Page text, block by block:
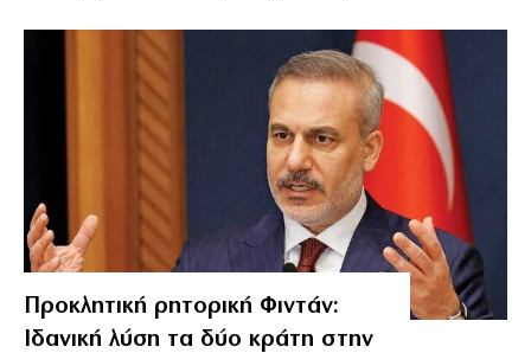
Προκλητική ρητορική Φιντάν:
Ιδανική λύση τα δύο κράτη στην